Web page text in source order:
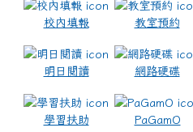
校內填報 教室預約
明日閱讀 網路硬碟
學習扶助 PaGamO